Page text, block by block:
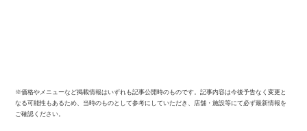
※価格やメニューなど掲載情報はいずれも記事公開時のものです。記事内容は今後予告なく変更と
なる可能性もあるため、当時のものとして参考にしていただき、店舗・施設等にて必ず最新情報を
ご確認ください。